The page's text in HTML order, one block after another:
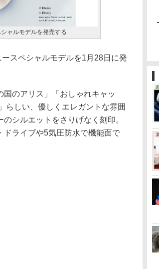
ャルモデルを発売する
スペシャルモデルを1月28日に発
国のアリス」「おしゃれキャッ
らしい、優しくエレガントな雰囲
シルエットをさりげなく刻印。
ドライブや5気圧防水で機能面で